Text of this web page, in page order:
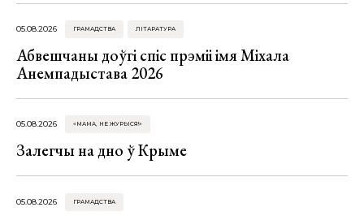
05.08.2026 ГРАМАДСТВА ЛІТАРАТУРА
Абвешчаны доўгі спіс прэміі імя Міхала
Анемпадыстава 2026
05.08.2026 «МАМА, НЕ ЖУРЫСЯ!»
Залегчы на дно ў Крыме
05.08.2026 ГРАМАДСТВА